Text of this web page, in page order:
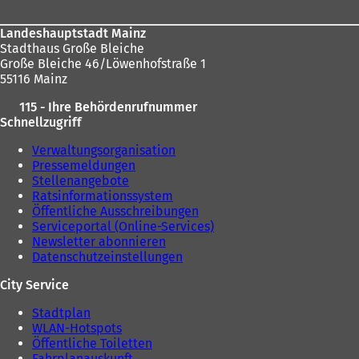
Landeshauptstadt Mainz
Stadthaus Große Bleiche
Große Bleiche 46/Löwenhofstraße 1
55116 Mainz
115 - Ihre Behördenrufnummer
Schnellzugriff
Verwaltungsorganisation
Pressemeldungen
Stellenangebote
Ratsinformationssystem
Öffentliche Ausschreibungen
Serviceportal (Online-Services)
Newsletter abonnieren
Datenschutzeinstellungen
City Service
Stadtplan
WLAN-Hotspots
Öffentliche Toiletten